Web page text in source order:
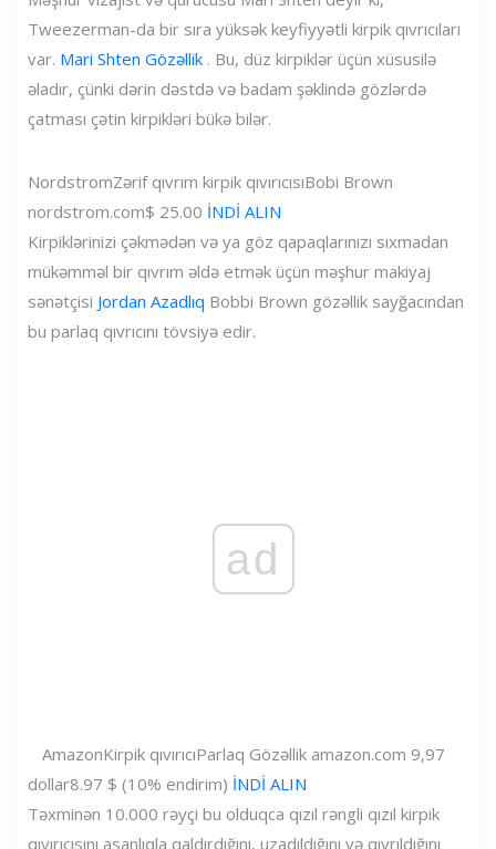
Tweezerman-da bir sıra yüksək keyfiyyətli kirpik qıvrıcıları
var. Mari Shten Gözəllik . Bu, düz kirpiklər üçün xüsusilə
əladır, çünki dərin dəstdə və badam şəklində gözlərdə
çatması çətin kirpikləri bükə bilər.
NordstromZərif qıvrım kirpik qıvırıcısıBobi Brown
nordstrom.com$ 25.00 İNDİ ALIN
Kirpiklərinizi çəkmədən və ya göz qapaqlarınızı sıxmadan
mükəmməl bir qıvrım əldə etmək üçün məşhur makiyaj
sənətçisi Jordan Azadlıq Bobbi Brown gözəllik sayğacından
bu parlaq qıvrıcını tövsiyə edir.
ad
AmazonKirpik qıvırıcıParlaq Gözəllik amazon.com 9,97
dollar8.97 $ (10% endirim) İNDİ ALIN
Təxminən 10.000 rəyçi bu olduqca qızıl rəngli qızıl kirpik
qıvırıcısını asanlıqla qaldırdığını, uzadıldığını və qıvrıldığını